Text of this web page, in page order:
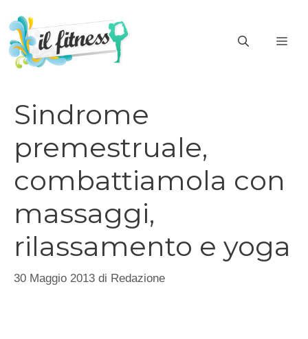
contenuto
Sindrome
premestruale,
combattiamola con
massaggi,
rilassamento e yoga
30 Maggio 2013 di Redazione